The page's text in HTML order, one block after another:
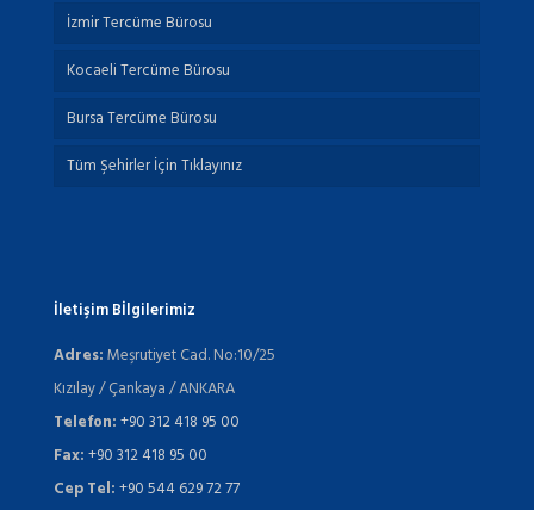
İzmir Tercüme Bürosu
Kocaeli Tercüme Bürosu
Bursa Tercüme Bürosu
Tüm Şehirler İçin Tıklayınız
İletişim Bİlgilerimiz
Adres:Meşrutiyet Cad. No:10/25
Kızılay / Çankaya / ANKARA
Telefon:+90 312 418 95 00
Fax:+90 312 418 95 00
Cep Tel:+90 544 629 72 77